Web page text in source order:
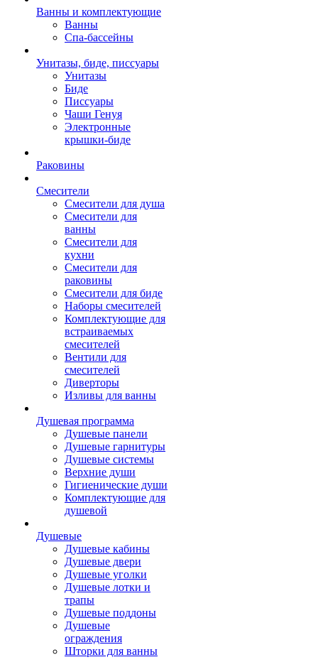
Ванны и комплектующие
Ванны
Спа-бассейны
Унитазы, биде, писсуары
Унитазы
Биде
Писсуары
Чаши Генуя
Электронные
крышки-биде
Раковины
Смесители
Смесители для душа
Смесители для
ванны
Смесители для
кухни
Смесители для
раковины
Смесители для биде
Наборы смесителей
Комплектующие для
встраиваемых
смесителей
Вентили для
смесителей
Диверторы
Изливы для ванны
Душевая программа
Душевые панели
Душевые гарнитуры
Душевые системы
Верхние души
Гигиенические души
Комплектующие для
душевой
Душевые
Душевые кабины
Душевые двери
Душевые уголки
Душевые лотки и
трапы
Душевые поддоны
Душевые
ограждения
Шторки для ванны